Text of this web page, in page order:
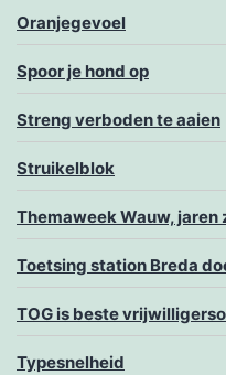
Oranjegevoel
Spoor je hond op
Streng verboden te aaien
Struikelblok
Themaweek Wauw, jaren
Toetsing station Breda
TOG is beste
Typesnelheid